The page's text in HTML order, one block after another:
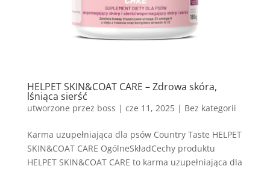
HELPET SKIN&COAT CARE – Zdrowa skóra,
lśniąca sierść
utworzone przez boss | cze 11, 2025| Bez kategorii
Karma uzupełniająca dla psów Country Taste HELPET
SKIN&COAT CARE OgólneSkładCechy produktu
HELPET SKIN&COAT CARE to karma uzupełniająca dla